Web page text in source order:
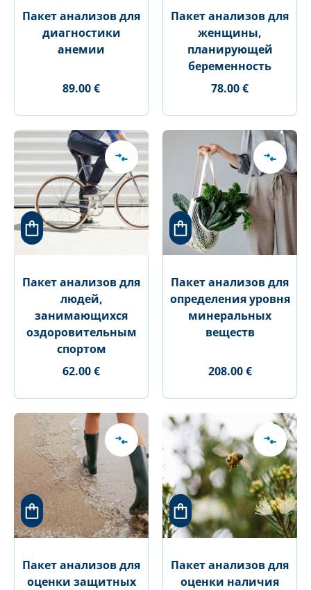
Пакет анализов для
диагностики
анемии
89.00 €
Пакет анализов для
женщины,
планирующей
беременность
78.00 €
Пакет анализов для
людей,
занимающихся
оздоровительным
спортом
62.00 €
Пакет анализов для
определения уровня
минеральных
веществ
208.00 €
Пакет анализов для
оценки защитных
Пакет анализов для
оценки наличия